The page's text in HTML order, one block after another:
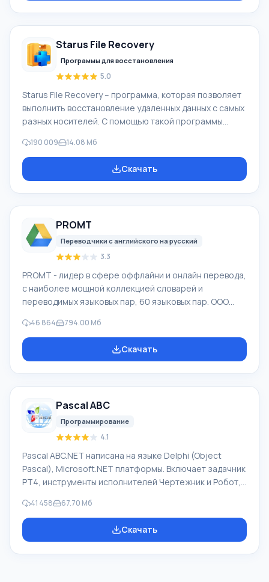
Maker - добавить можно фоновую аудиодорожку,
использовать между
Starus File Recovery
Программы для восстановления
5.0
Starus File Recovery – программа, которая позволяет
выполнить восстановление удаленных данных с самых
разных носителей. С помощью такой программы
разными способами. Например, они были удалены
мимо Корзины, скрыты под воздействием
вредоносного программного обеспечения, утеряны
различными устройствами, например, с жесткими
дисками, SS
190 009 14.08 Мб
Скачать
PROMT
Переводчики с английского на русский
3.3
PROMT - лидер в сфере оффлайни и онлайн перевода,
с наиболее мощной коллекцией словарей и
переводимых языковых пар, 60 языковых пар. ООО
разработчик систем перевода для частных
пользователей и корпораций. Программой PROMT
обеспечивается перевод любого текста, пользуясь
русского интерфейса или электронные письма
иностранной компани
46 864 794.00 Мб
Скачать
Pascal ABC
Программирование
4.1
Pascal ABC.NET написана на языке Delphi (Object
Pascal), Microsoft.NET платформы. Включает задачник
PT4, инструменты исполнителей Чертежник и Робот,
изучении программирования. Основное назначение
систем программирования Pascal ABC.NET изучение и
обучение языкам современного программирования.
41 458 67.70 Мб
Скачать